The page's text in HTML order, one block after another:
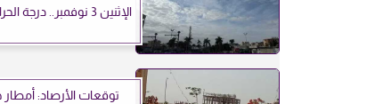
الإثنين 3 نوفمبر.. درجة الحرارة 27 بالقاهرة